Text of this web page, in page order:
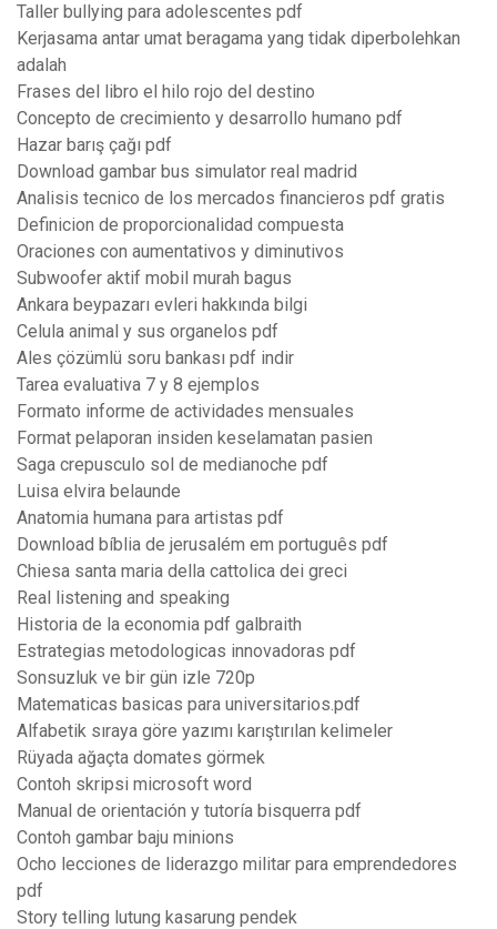
Taller bullying para adolescentes pdf
Kerjasama antar umat beragama yang tidak diperbolehkan
adalah
Frases del libro el hilo rojo del destino
Concepto de crecimiento y desarrollo humano pdf
Hazar barış çağı pdf
Download gambar bus simulator real madrid
Analisis tecnico de los mercados financieros pdf gratis
Definicion de proporcionalidad compuesta
Oraciones con aumentativos y diminutivos
Subwoofer aktif mobil murah bagus
Ankara beypazarı evleri hakkında bilgi
Celula animal y sus organelos pdf
Ales çözümlü soru bankası pdf indir
Tarea evaluativa 7 y 8 ejemplos
Formato informe de actividades mensuales
Format pelaporan insiden keselamatan pasien
Saga crepusculo sol de medianoche pdf
Luisa elvira belaunde
Anatomia humana para artistas pdf
Download bíblia de jerusalém em português pdf
Chiesa santa maria della cattolica dei greci
Real listening and speaking
Historia de la economia pdf galbraith
Estrategias metodologicas innovadoras pdf
Sonsuzluk ve bir gün izle 720p
Matematicas basicas para universitarios.pdf
Alfabetik sıraya göre yazımı karıştırılan kelimeler
Rüyada ağaçta domates görmek
Contoh skripsi microsoft word
Manual de orientación y tutoría bisquerra pdf
Contoh gambar baju minions
Ocho lecciones de liderazgo militar para emprendedores
pdf
Story telling lutung kasarung pendek